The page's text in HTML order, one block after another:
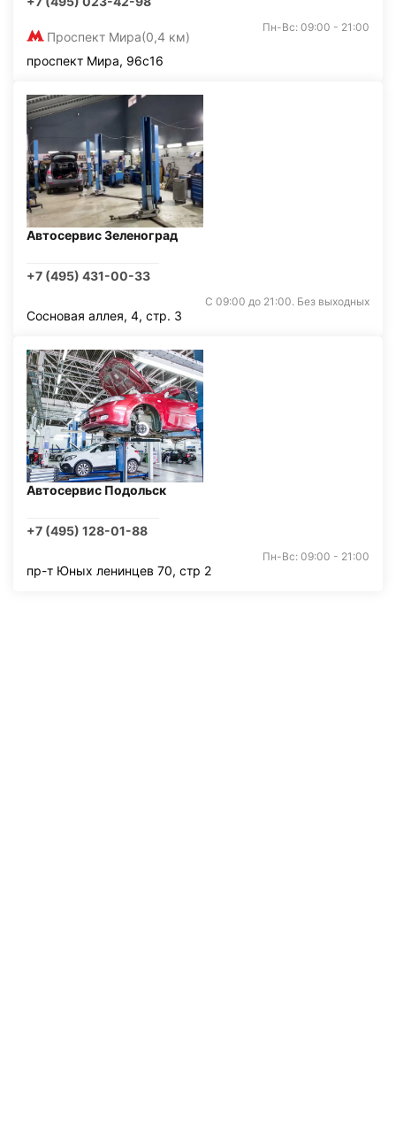
Проспект Мира(0,4 км)
Пн-Вс: 09:00 - 21:00
проспект Мира, 96с16
Автосервис Зеленоград
+7 (495) 431-00-33
С 09:00 до 21:00. Без выходных
Сосновая аллея, 4, стр. 3
Автосервис Подольск
+7 (495) 128-01-88
Пн-Вс: 09:00 - 21:00
пр-т Юных ленинцев 70, стр 2